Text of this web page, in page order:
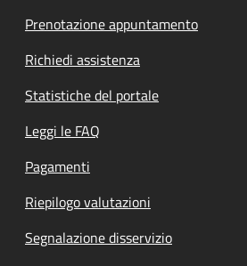
Prenotazione appuntamento
Richiedi assistenza
Statistiche del portale
Leggi le FAQ
Pagamenti
Riepilogo valutazioni
Segnalazione disservizio